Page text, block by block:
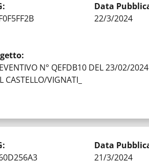
:
Data
22/3/2024
:
N° QEFDB10 DEL 23/02/
CASTELLO/VIGNATI_
DELLA GARA GARE
:
Data
21/3/2024